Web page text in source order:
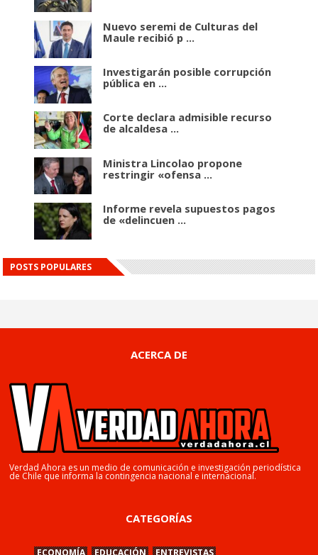
Nuevo seremi de Culturas del
Maule recibió p ...
Investigarán posible corrupción
pública en ...
Corte declara admisible recurso
de alcaldesa ...
Ministra Lincolao propone
restringir «ofensa ...
Informe revela supuestos pagos
de «delincuen ...
POSTS POPULARES
ACERCA DE
Verdad Ahora es un medio de comunicación e investigación periodística
de Chile que informa la contingencia nacional e internacional.
CATEGORÍAS
ECONOMÍA EDUCACIÓN ENTREVISTAS